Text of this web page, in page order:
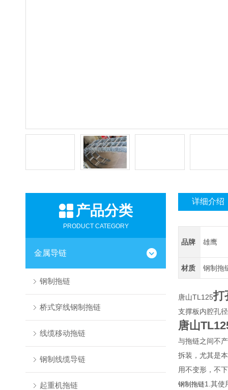
产品分类
PRODUCT CATEGORY
金属导链
钢制拖链
桥式穿线钢制拖链
线缆移动拖链
钢制线缆导链
起重机拖链
详细介绍
品牌 雄鹰
材质 钢制拖
唐山TL125打
支撑板内腔孔
唐山
与拖链之间不
拆装，尤其是
用不变形，不
钢制拖链1.其使